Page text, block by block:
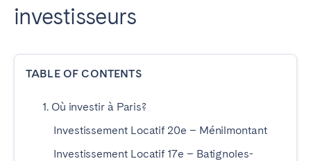
investisseurs
TABLE OF CONTENTS
1. Où investir à Paris?
Investissement Locatif 20e – Ménilmontant
Investissement Locatif 17e – Batignoles-
Dubaï
ESPAGNE
Saint-Sébastien
FRANCE